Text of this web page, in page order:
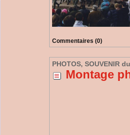
Commentaires (0)
PHOTOS, SOUVENIR
Montage